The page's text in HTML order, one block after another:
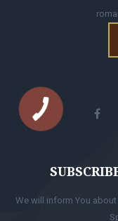
We will inform You